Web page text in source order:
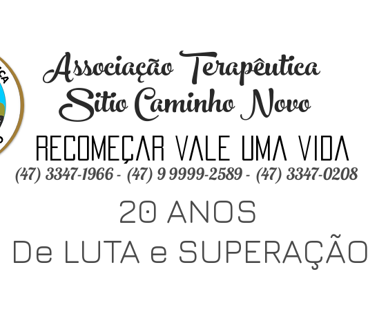
Recomeçar vale uma vida
Associação Terapêutica
Sitio Caminho Novo
(47) 3347-1966 - (47) 9 9999-2589 - (47) 3347-0208
20 ANOS
De LUTA e SUPERAÇÃO